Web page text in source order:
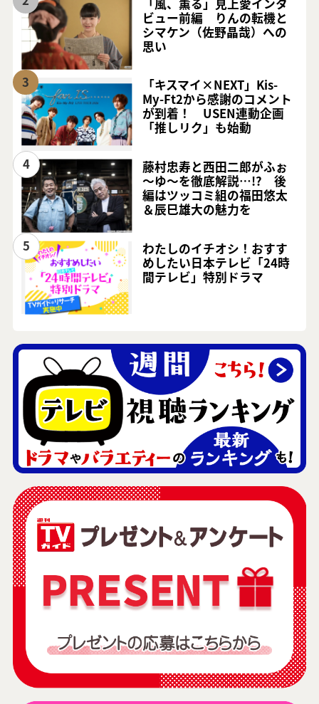
ビュー前編 りんの転機と
シマケン（佐野晶哉）への
思い
3
「キスマイ×NEXT」Kis-
My-Ft2から感謝のコメント
が到着！ USEN連動企画
「推しリク」も始動
4
藤村忠寿と西田二郎がふぉ
～ゆ～を徹底解説…!? 後
編はツッコミ組の福田悠太
＆辰巳雄大の魅力を
5
わたしのイチオシ！おすす
めしたい日本テレビ「24時
間テレビ」特別ドラマ